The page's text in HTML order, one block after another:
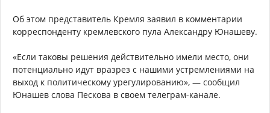
Об этом представитель Кремля заявил в комментарии
корреспонденту кремлевского пула Александру Юнашеву.
«Если таковы решения действительно имели место, они
потенциально идут вразрез с нашими устремлениями на
выход к политическому урегулированию», — сообщил
Юнашев слова Пескова в своем телеграм-канале.